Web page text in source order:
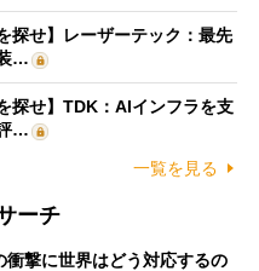
探せ】レーザーテック：最先
…
探せ】TDK：AIインフラを支
…
一覧を見る
ーチ
撃に世界はどう対応するの